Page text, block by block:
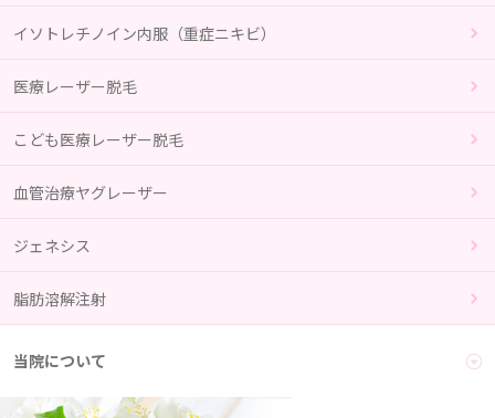
イソトレチノイン内服（重症ニキビ）
医療レーザー脱毛
こども医療レーザー脱毛
血管治療ヤグレーザー
ジェネシス
脂肪溶解注射
当院について